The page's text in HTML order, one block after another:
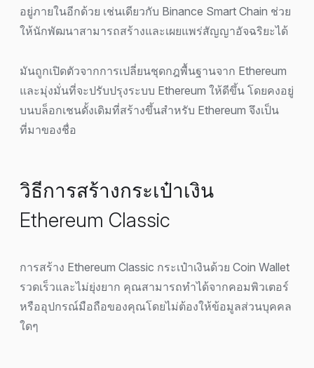
อยู่ภายในอีกด้วย เช่นเดียวกับ Binance Smart Chain ช่วย
ให้นักพัฒนาสามารถสร้างและเผยแพร่สัญญาอัจฉริยะได้
มันถูกเปิดตัวจากการเปลี่ยนชุดกฎพื้นฐานจาก Ethereum
และมุ่งมั่นที่จะปรับปรุงระบบ Ethereum ให้ดีขึ้น โดยคงอยู่
บนบล็อกเชนดั้งเดิมที่สร้างขึ้นสำหรับ Ethereum จึงเป็น
ที่มาของชื่อ
วิธีการสร้างกระเป๋าเงิน
Ethereum Classic
การสร้าง Ethereum Classic กระเป๋าเงินด้วย Coin Wallet
รวดเร็วและไม่ยุ่งยาก คุณสามารถทำได้จากคอมพิวเตอร์
หรืออุปกรณ์มือถือของคุณโดยไม่ต้องให้ข้อมูลส่วนบุคคล
ใดๆ